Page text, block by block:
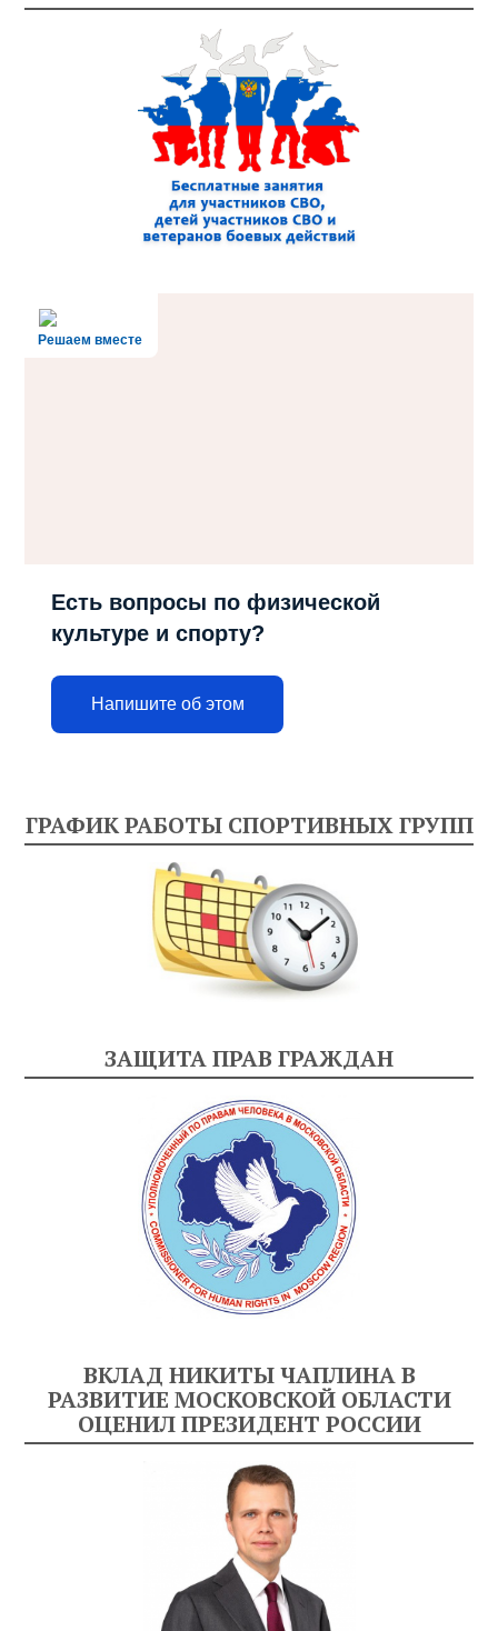
Решаем вместе
Есть вопросы по физической
культуре и спорту?
Напишите об этом
ГРАФИК РАБОТЫ СПОРТИВНЫХ ГРУПП
ЗАЩИТА ПРАВ ГРАЖДАН
ВКЛАД НИКИТЫ ЧАПЛИНА В
РАЗВИТИЕ МОСКОВСКОЙ ОБЛАСТИ
ОЦЕНИЛ ПРЕЗИДЕНТ РОССИИ